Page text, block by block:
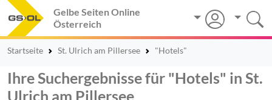
Gelbe Seiten Online
Österreich
Startseite St. Ulrich am Pillersee "Hotels"
Ihre Suchergebnisse für "Hotels" in St.
Ulrich am Pillersee